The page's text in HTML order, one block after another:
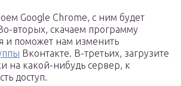
Google Chrome, с ним будет
вторых, скачаем программу
и поможет нам изменить
Вконтакте. В-третьих, загрузите
на какой-нибудь сервер, к
доступ.